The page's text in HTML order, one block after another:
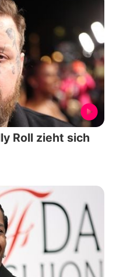
Roll zieht sich